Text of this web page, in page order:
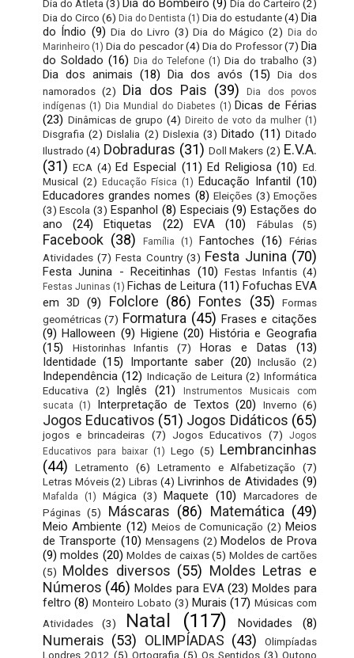
Dia do Atleta (3) Dia do Bombeiro (9) Dia do Carteiro (2)
Dia do Circo (6) Dia do Dentista (1) Dia do estudante(4) Dia
do Índio (9) Dia do Livro (3) Dia do Mágico (2)
Dia do
Marinheiro (1) Dia do pescador (4) Dia do Professor (7) Dia
do Soldado (16) Dia do Telefone (1) Dia do trabalho (3)
Dia dos animais (18) Dia dos avós (15)
Dia dos
namorados (2) Dia dos Pais (39)
Dia dos povos
indígenas (1) Dia Mundial do Diabetes (1) Dicas de Férias
(23) Dinâmicas de grupo (4) Direito de voto da mulher (1)
Disgrafia (2) Dislalia (2) Dislexia (3) Ditado (11) Ditado
Ilustrado (4) Dobraduras (31) Doll Makers (2) E.V.A.
(31) ECA (4) Ed Especial (11) Ed Religiosa (10) Ed.
Musical (2) Educação Física (1) Educação Infantil
(10)
Educadores grandes nomes (8) Eleições (3) Emoções
(3) Escola (3) Espanhol (8) Especiais (9) Estações do
ano
(24) Etiquetas (22) EVA (10) Fábulas (5)
Facebook (38) Família (1) Fantoches (16)
Férias
Atividades (7) Festa Country (3) Festa Junina (70)
Festa Junina - Receitinhas (10) Festas Infantis (4)
Festas Juninas (1) Fichas de Leitura (11) Fofuchas EVA
em 3D (9) Folclore (86) Fontes (35)
Formas
geométricas (7) Formatura (45) Frases e citações
(9) Halloween (9) Higiene (20) História e Geografia
(15)
Historinhas Infantis (7) Horas e Datas
(13)
Identidade (15) Importante saber (20) Inclusão (2)
Independência (12) Indicação de Leitura (2) Informática
Educativa (2) Inglês (21)
Instrumentos Musicais com
sucata
(1) Interpretação de Textos (20) Inverno (6)
Jogos Educativos (51) Jogos Didáticos (65)
jogos e brincadeiras (7) Jogos Educativos (7)
Jogos
Educativos para baixar (1) Lego (5) Lembrancinhas
(44)
Letramento (6) Letramento e Alfabetização
(7)
Letras Móveis (2) Libras (4) Livrinhos de Atividades (9)
Mafalda (1) Mágica (3) Maquete (10)
Marcadores de
Páginas (5) Máscaras (86) Matemática (49)
Meio Ambiente (12) Meios de Comunicação (2) Meios
de Transporte (10) Mensagens (2) Modelos de Prova
(9) moldes (20) Moldes de caixas (5) Moldes de cartões
(5) Moldes diversos (55) Moldes Letras e
Números (46) Moldes para EVA (23) Moldes para
feltro (8) Monteiro Lobato (3) Murais (17) Músicas com
Atividades
(3) Natal (117) Novidades (8)
Numerais (53) OLIMPÍADAS (43)
Olimpíadas
Londres 2012 (5) Ortografia (5) Os Sentidos (3) Outono